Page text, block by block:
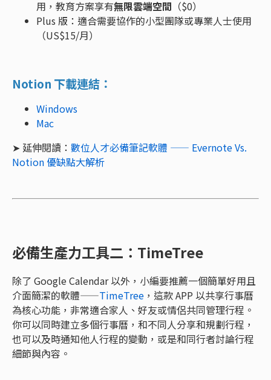
用，教育方案享有無限雲端空間 （$0）
Plus 版：適合需要協作的小型團隊或專業人士使用
（US$15/月）
Notion 下載連結：
Windows
Mac
➤ 延伸閱讀： 數位人才必備筆記軟體 —— Evernote Vs.
Notion 優缺點大解析
必備生產力工具二：TimeTree
除了 Google Calendar 以外，小編要推薦一個簡單好用且
介面簡潔的軟體——TimeTree ，這款 APP 以共享行事曆
為核心功能，非常適合家人、好友或情侶共同管理行程。
你可以同時建立多個行事曆，和不同人分享和規劃行程，
也可以及時通知他人行程的變動，或是和同行者討論行程
細節與內容。